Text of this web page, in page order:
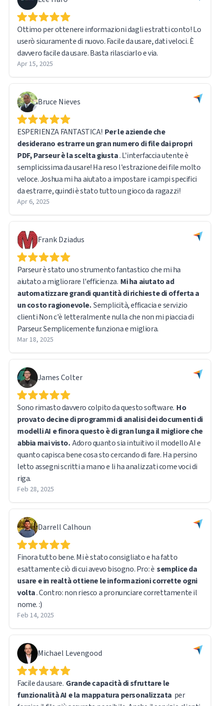
Ottimo per ottenere informazioni dagli estratti conto! Lo
userò sicuramente di nuovo. Facile da usare, dati veloci. È
davvero facile da usare. Basta rilasciarlo e via.
Apr 15, 2025
Bruce Nieves
ESPERIENZA FANTASTICA! Per le aziende che
desiderano estrarre un gran numero di file dai propri
PDF, Parseur è la scelta giusta. L'interfaccia utente è
semplicissima da usare! Ha reso l'estrazione dei file molto
veloce. Joshua mi ha aiutato a impostare i campi specifici
da estrarre, quindi è stato tutto un gioco da ragazzi!
Apr 6, 2025
Frank Dziadus
Parseur è stato uno strumento fantastico che mi ha
aiutato a migliorare l'efficienza. Mi ha aiutato ad
automatizzare grandi quantità di richieste di offerta a
un costo ragionevole. Semplicità, efficacia e servizio
clienti Non c'è letteralmente nulla che non mi piaccia di
Parseur. Semplicemente funziona e migliora.
Mar 18, 2025
James Colter
Sono rimasto davvero colpito da questo software. Ho
provato decine di programmi di analisi dei documenti di
modelli AI e finora questo è di gran lunga il migliore che
abbia mai visto. Adoro quanto sia intuitivo il modello AI e
quanto capisca bene cosa sto cercando di fare. Ha persino
letto assegni scritti a mano e li ha analizzati come voci di
riga.
Feb 28, 2025
Darrell Calhoun
Finora tutto bene. Mi è stato consigliato e ha fatto
esattamente ciò di cui avevo bisogno. Pro: è semplice da
usare e in realtà ottiene le informazioni corrette ogni
volta. Contro: non riesco a pronunciare correttamente il
nome. :)
Feb 14, 2025
Michael Levengood
Facile da usare. Grande capacità di sfruttare le
funzionalità AI e la mappatura personalizzata per